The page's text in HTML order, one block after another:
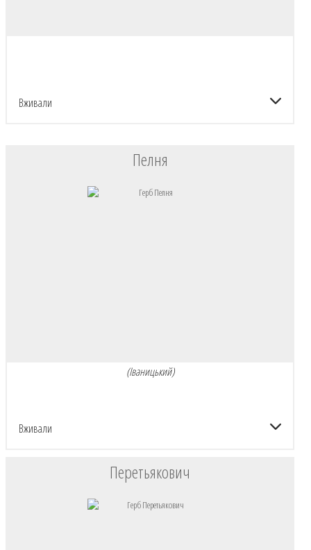
Вживали
Пелня
(Іваницький)
Вживали
Перетьякович